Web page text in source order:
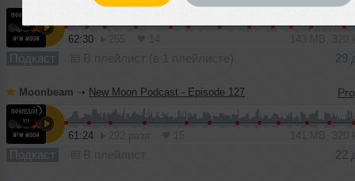
62:30
Подкаст 29
Moonbeam ➝ New Moon Podcast - Episode 127
61:24
Подкаст 22